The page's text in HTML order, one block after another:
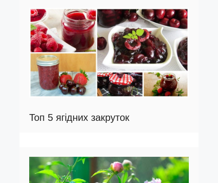
Топ 5 ягідних закруток